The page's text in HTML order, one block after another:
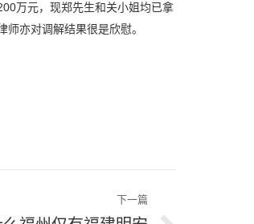
万元，现郑先生和关小姐均已拿
亦对调解结果很是欣慰。
下一篇